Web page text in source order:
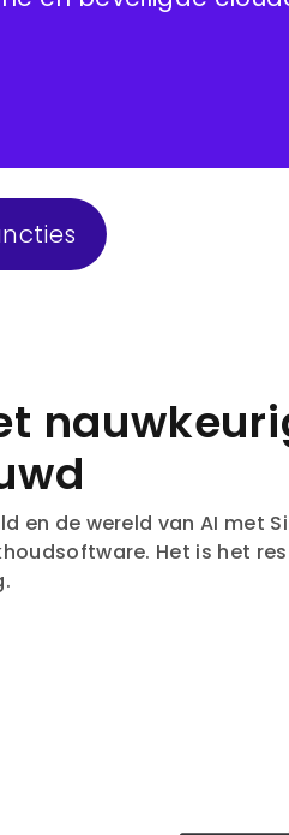
de wereld van AI met
Het is het